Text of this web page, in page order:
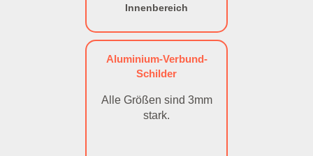
Innenbereich
Aluminium-Verbund-
Schilder
Alle Größen sind 3mm
stark.